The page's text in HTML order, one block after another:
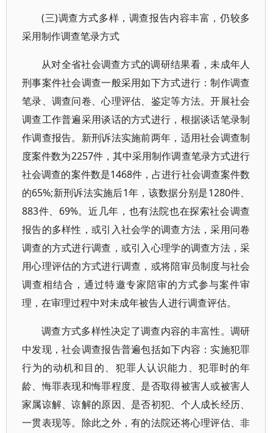
(三)调查方式多样，调查报告内容丰富，仍较多
采用制作调查笔录方式
从对全省社会调查方式的调研结果看，未成年人
刑事案件社会调查一般采用如下方式进行：制作调查
笔录、调查问卷、心理评估、鉴定等方法。开展社会
调查工作普遍采用谈话的方式进行，根据谈话笔录制
作调查报告。新刑诉法实施前两年，适用社会调查制
度案件数为2257件，其中采用制作调查笔录方式进行
社会调查的案件数是1468件，占进行社会调查案件数
的65%;新刑诉法实施后1年，该数据分别是1280件、
883件、69%。近几年，也有法院也在探索社会调查
报告的多样性，或引入社会学的调查方法，采用问卷
调查的方式进行调查，或引入心理学的调查方法，采
用心理评估的方式进行调查，或将陪审员制度与社会
调查相结合，通过特邀专家陪审的方式参与案件审
理，在审理过程中对未成年被告人进行调查评估。
调查方式多样性决定了调查内容的丰富性。调研
中发现，社会调查报告普遍包括如下内容：实施犯罪
行为的动机和目的、犯罪人认识能力、犯罪时的年
龄、悔罪表现和悔罪程度、是否取得被害人或被害人
家属谅解、谅解的原因、是否初犯、个人成长经历、
一贯表现等。除此之外，有的法院还将心理评估、非